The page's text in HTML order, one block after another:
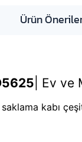
Ürün
Ev ve
kabı